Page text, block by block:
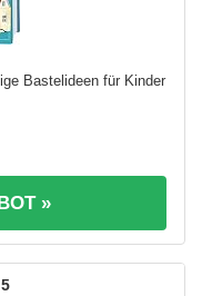
Bastelideen für Kinder
»
5